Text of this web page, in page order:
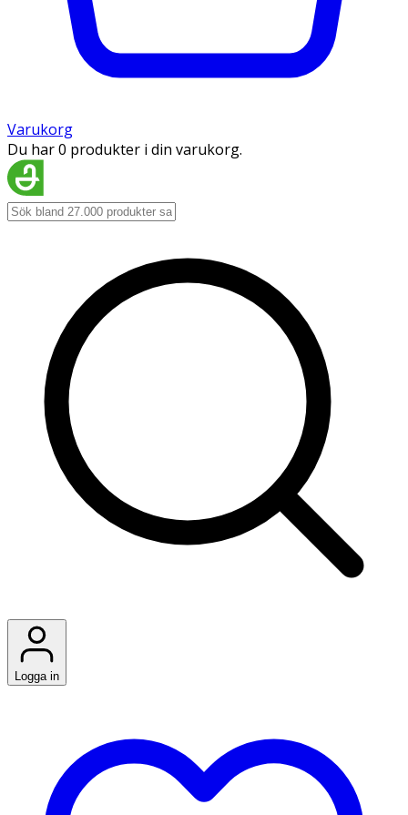
Varukorg
Du har 0 produkter i din varukorg.
Logga in